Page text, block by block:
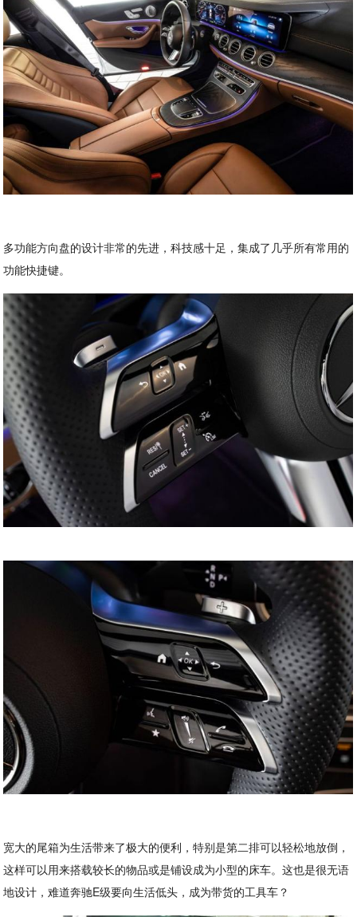
多功能方向盘的设计非常的先进，科技感十足，集成了几乎所有常用的
功能快捷键。
宽大的尾箱为生活带来了极大的便利，特别是第二排可以轻松地放倒，
这样可以用来搭载较长的物品或是铺设成为小型的床车。这也是很无语
地设计，难道奔驰E级要向生活低头，成为带货的工具车？